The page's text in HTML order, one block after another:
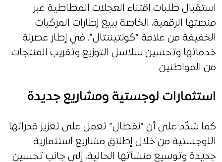
استقبال طلبات اقتناء العجلات المطاطية عبر
منصتها الرقمية، الخاصة ببيع إطارات المركبات
الخفيفة من علامة “كونتيننتال”، في إطار عصرنة
خدماتها وتحسين سلاسل التوزيع وتقريب المنتجات
من المواطنين.
استثمارات لوجستية ومشاريع جديدة
كما شدّد على أن “نفطال” تعمل على تعزيز قدراتها
اللوجستية من خلال إطلاق مشاريع استثمارية
جديدة وتوسيع منشآتها الحالية، إلى جانب تحسين